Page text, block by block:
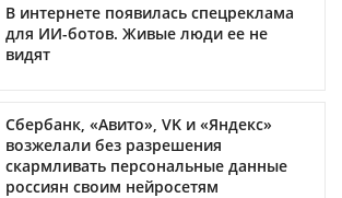
В интернете появилась спецреклама
для ИИ-ботов. Живые люди ее не
видят
Сбербанк, «Авито», VK и «Яндекс»
возжелали без разрешения
скармливать персональные данные
россиян своим нейросетям